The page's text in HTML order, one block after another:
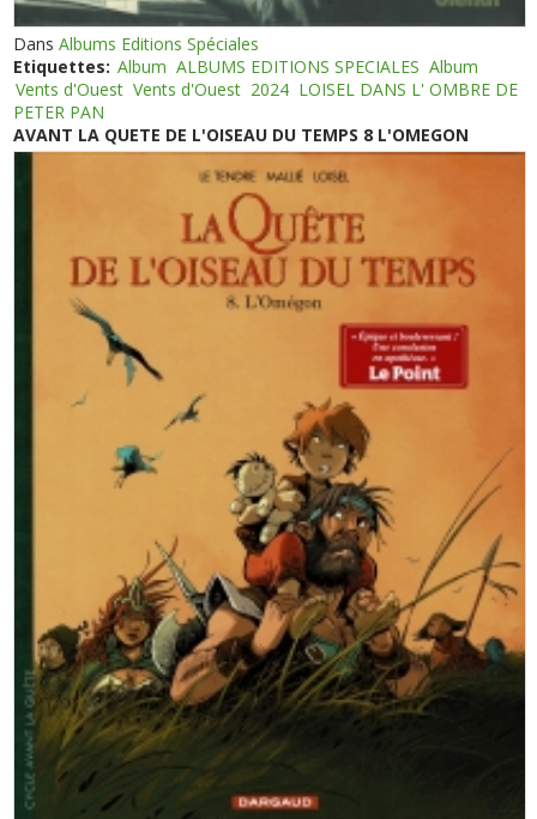
DansAlbums Editions Spéciales
Etiquettes: Album ALBUMS EDITIONS SPECIALES Album
Vents d'Ouest Vents d'Ouest 2024 LOISEL DANS L' OMBRE DE
PETER PAN
AVANT LA QUETE DE L'OISEAU DU TEMPS 8 L'OMEGON